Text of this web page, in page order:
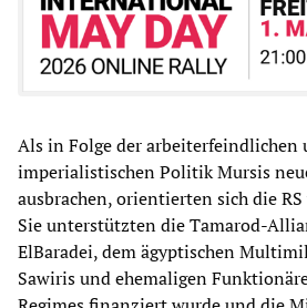
Als in Folge der arbeiterfeindlichen
imperialistischen Politik Mursis
ausbrachen, orientierten sich die
Sie unterstützten die Tamarod-
ElBaradei, dem ägyptischen
Sawiris und ehemaligen